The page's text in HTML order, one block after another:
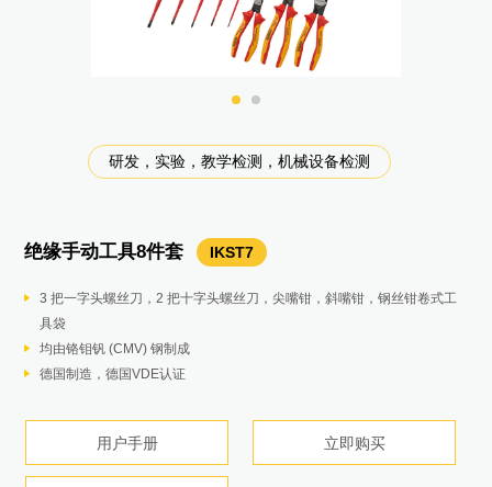
绝缘手动工具8件套 IKST7
3 把一字头螺丝刀，2 把十字头螺丝刀，尖嘴钳，斜嘴钳，钢丝钳卷式工
具袋
均由铬钼钒 (CMV) 钢制成
德国制造，德国VDE认证
用户手册 立即购买
研发，实验，教学检测，机械设备检测
高精度测温仪 Endurance 系列
最高能测试3500度高温温度
精度高，长期使用稳定性好
研发检测
八位半台式数字多用表 8558A/8588A
电压测试提供八位半以上数表，并有超限报警
容量测试自带时间戳功能，可记录充放电时间
提供趋势分析功能
产品详情
电气设备研发测试和校准
电能质量分析仪 Fluke 1777
内置报表功能，一键出具GB报告
可远程通讯、操作，分析功能强大：瞬态电压采样率高达20MS/s，峰值
±8kV；
带宽DC~30kHz超谐波测量：增加2-9kHz高频谐波，9-30kHz超谐波
技术参数 用户手册
电气分析仪器
在线式声学成像仪 SV600
高灵敏度使泄漏无处遁形
开放式API易于与现有系统集成
7x24连续监测避免人工巡检造成的遗漏
技术参数 产品手册
产品详情
研发检测
多功能多产品校准器 5522A/5502A/5080A
高性价比的电学仪器校准方案，可校准万用表、钳形表、电能质量分析仪
等，应用于光伏和风电行业。
电气设备研发测试校准
高精度多路测温仪 1586A
配合福禄克标准温度计用于温度探头和传感器的高精度校准，也可做温度
分布测试，应用于光伏和风电行业。
数据采集和温度测试校准
手持示波器 Fluke 190-504-III
即触即测，无需繁琐设置，自动捕获、查看和分析
兼具便携、坚固耐用和台式示波器的精密性
软件加持，可远程控制，用软件查看分析数据
四路独立的浮动隔离输入，高达 1000 V
技术参数 用户手册
电气分析仪器
高精度功率分析仪 NORMA 5000
用户可选的平均时间 — 15 ms～3600 s，适合于动态测量
FFT 分析、矢量图、记录仪功能，以及数字示波器（DSO）模式
341 kHz 或 1 MHz 采样率，可进行详尽的信号分析
技术参数 用户手册
产品详情
电气分析仪器
铜缆认证分析仪 DSX2-8000 CH
支持最高Cat 8类网线测试
以图形方式显示故障源
支持所有标准
使用 LinkWare™ 管理软件创建专业的测试报告
产品手册 产品详情
铜缆网络维护，教学
光纤认证测试仪 CertiFiber® Pro
光纤损耗测试套件的认证时间极短
符合 ANSI/TIA 和 ISO/IEC 环型通量的合规性要求
确保所有的作业正确、高效地完成光纤损耗测试套件的认证时间极短
符合 ANSI/TIA 和 ISO/IEC 环型通量的合规性要求
产品手册 产品详情
光纤网络维护，教学
认证级光纤测试仪 OptiFiber® Pro OTDR
自动设置可检测光纤特性并设置测量参数
手动专家模式支持对自动设置进行简单调整
可自动识别连接器、熔接头、折弯和分光器等事件
产品手册 产品详情
光纤网络维护，教学
微安级漏电流钳表 369 FC/CN
真有效值测量可保证复杂、非正弦波形测量的准确度
61 mm 钳夹开口
最高分辨率为 1 μA，最小量程低至3mA（最大测量电流为 60 A）
用户手册 技术参数
立即购买
研发，实验，教学检测，机械设备检测
小电流钳形表 342
最高1mA分辨率
小钳头设计，适合测量密集的排线
机身小巧轻便，容易携带
用户手册 技术参数
立即购买
研发，实验，教学检测，机械设备检测
钳形表 319
独特的40A小量程、高准确度电流测试，0.01A高分辨率,1.6%高精度测量
钳头纤薄，体型轻便，更加易于在狭窄空间内使用
可以测量诸如电机和照明等设备的启动电流
用户手册 技术参数
立即购买
研发，实验，教学检测，机械设备检测
绝缘电阻测试仪 1535
最高2500V测试电压，500GΩ测试量程
自动极化指数（PI）/介电吸收比（DAR）
自动放电，保证安全
全中文操作界面，专为中国用户设计
用户手册 技术参数
研发，实验，教学检测，机械设备检测
绝缘电阻测试仪 1508
0.01 MΩ 至 10 GΩ的绝缘测试
绝缘测试电压: 50 V、100 V、250 V、500 V 和 1000 V，适用于多种应用
带电电路检测功能，如果检测到大于30 V的电压，则禁止进行测试，提高
了对人员的保护能力
用户手册 技术参数
研发，实验，教学检测，机械设备检测
精密多路测温电桥 1594A/1595A
年绝对电阻准确度：4ppm (1mK)
测量速度达1秒/次
比率准确度达0.06ppm
内置恒温参考电阻
用户手册 技术参数
温度校准和测量
高精度多功能校准器 5730A
性能稳定，直流电压不确定度可达3.5ppm
大电流输出可扩展至120A
原器校准仅需约一个小时
校准边界保障技术
用户手册 产品详情
电气设备研发测试和校准
传统和小型金属固定点 59XX系列
传统型固定点主要用于复现国际温标，分度标准铂电阻温度计、标准热电
偶等高准确度温度计
小型固定点装置使用方便、性价比高，可以胜任检定各种温度传感器，包
括二等铂电阻温度计、工业热电阻/热电偶等
产品详情
温度基标准实验室校准和研发测试
示波器校准器 9500B
有源信号头保证信号实现示波器全功能自动校准
可按需将校准方案从600 MHz升级至6 GHz
6.0 GHz 的稳幅正弦波
25 ps 的快沿脉冲
用户手册 产品详情
示波器校准
系列精密分流器 A40B
包含14个低电感同轴分流器
适用于0.1mA至100A的大范围电流精密测量
适用于直流电流到100kHz的交流电流测量
1kHz时的相移小于0.003º
用户手册
电气设备研发测试和校准
系列活塞式压力计 PG7000
直流电压量程1500V，专为光伏、风电设计
集成功率测量功能，事半功倍
CAT III 1500V安全等级，支持数据
技术参数 产品详情
压力设备计量校准和研发测试
测温仪 54-II B
实验室级高精准度（±[0.05% + 0.3°C]）
宽测温量程（-200 °C 至 1372 °C）
可兼容J、K、E、T、N、R、S七种类型热电偶
技术参数 用户手册
立即购买
研发，实验，教学检测，机械设备检测
环境测试温湿度 971
温度范围：-20 °C 至 60 °C（-4°F 至 140 °F）
相对温度：5 % 至 95 %
测量露点和湿球温度
99 个记录存储容量
技术参数 用户手册
研发，实验，教学检测，机械设备检测
热敏风速仪 923
传感器和表体无线分体式设计，最远可以距离传感器30m，不再受电缆线
的羁绊与束缚
风速测量量程:0.2m/s-20m/s，分辨率0.01m/s
可测量风速、风量、温度，支持大气压的设定
技术参数 用户手册
研发，实验，教学检测，机械设备检测
照度计 941
测量单位可在勒克斯（LUX）和尺烛光（FC）间切换
机身小巧，便于携带
可选的自动或手动量程
技术参数 用户手册
立即购买
研发，实验，教学检测，机械设备检测
转速计 931
接触式和非接触式测量模式轻松切换
不同的测速头和转速适应不同的测量场合
机身小巧，易于手持
技术参数 用户手册
立即购买
研发，实验，教学检测，机械设备检测
万用表 289
趋势记录，报告输出
20000字读数
0.025%高精度
小信号测试
用户手册 立即购买
研发，实验，教学检测，机械设备检测